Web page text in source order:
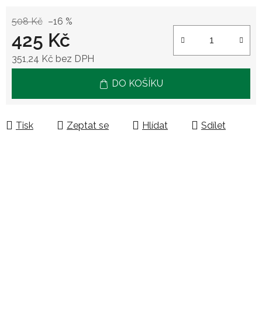
508 Kč –16 %
425 Kč
351,24 Kč bez DPH
DO KOŠÍKU
Tisk Zeptat se Hlídat Sdílet